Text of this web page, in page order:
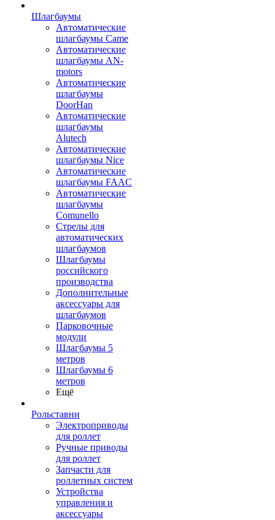
Шлагбаумы
Автоматические
шлагбаумы Came
Автоматические
шлагбаумы AN-
motors
Автоматические
шлагбаумы
DoorHan
Автоматические
шлагбаумы
Alutech
Автоматические
шлагбаумы Nice
Автоматические
шлагбаумы FAAC
Автоматические
шлагбаумы
Comunello
Стрелы для
автоматических
шлагбаумов
Шлагбаумы
российского
производства
Дополнительные
аксессуары для
шлагбаумов
Парковочные
модули
Шлагбаумы 5
метров
Шлагбаумы 6
метров
Ещё
Рольставни
Электроприводы
для роллет
Ручные приводы
для роллет
Запчасти для
роллетных систем
Устройства
управления и
аксессуары